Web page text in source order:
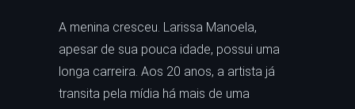
A menina cresceu. Larissa Manoela,
apesar de sua pouca idade, possui uma
longa carreira. Aos 20 anos, a artista já
transita pela mídia há mais de uma